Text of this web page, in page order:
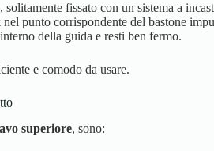
, solitamente fissato con un sistema a
nel punto corrispondente del bastone
della guida e resti ben fermo.
e comodo da usare.
superiore, sono: